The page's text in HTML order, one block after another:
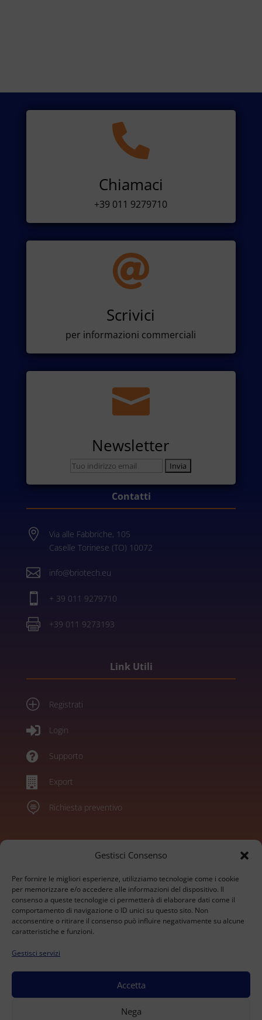
Gestisci Consenso
Per fornire le migliori esperienze, utilizziamo tecnologie come i cookie
per memorizzare e/o accedere alle informazioni del dispositivo. Il
consenso a queste tecnologie ci permetterà di elaborare dati come il
comportamento di navigazione o ID unici su questo sito. Non
acconsentire o ritirare il consenso può influire negativamente su alcune
caratteristiche e funzioni.
Gestisci servizi
Accetta
Nega

Chiamaci
+39 011 9279710

Scrivici
per informazioni commerciali

Newsletter
Contatti

Via alle Fabbriche, 105
Caselle Torinese (TO) 10072
 info@briotech.eu
 + 39 011 9279710
 +39 011 9273193
Link Utili
P Registrati
 Login
 Supporto
 Export
 Richiesta preventivo
Marchi
Konica Minolta
Sharp
Olivetti
Ricoh
Xerox
© 2026 BrioTech Srl - Via alle Fabbriche 105 - Caselle
Torinese - P.IVA 09207530016 - Capitale Sociale 10.000